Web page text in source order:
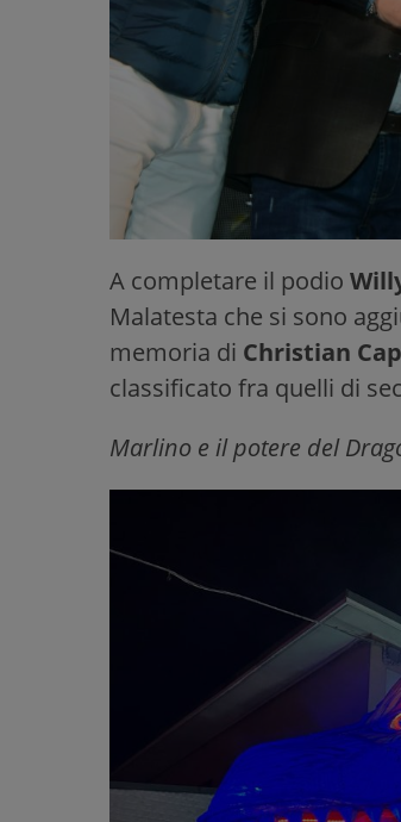
A completare il podio
Malatesta che si sono
memoria di Christian
classificato fra quelli di
Marlino e il potere del